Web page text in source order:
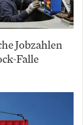
Jobzahlen
Falle